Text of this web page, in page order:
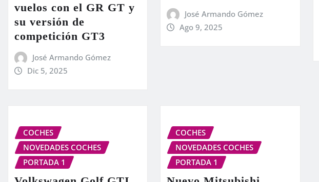
vuelos con el GR GT y
su versión de
competición GT3
José Armando Gómez
Dic 5, 2025
José Armando Gómez
Ago 9, 2025
COCHES
NOVEDADES COCHES
PORTADA 1
COCHES
NOVEDADES COCHES
PORTADA 1